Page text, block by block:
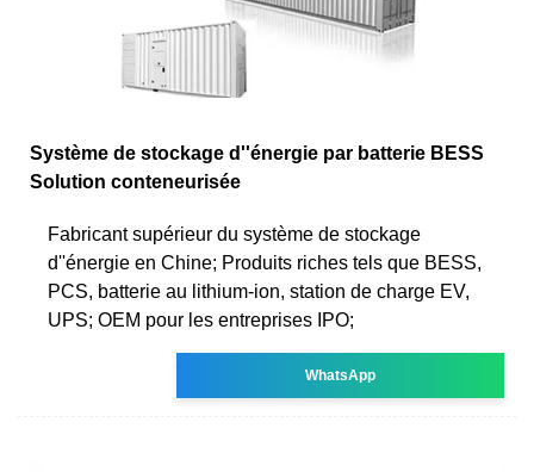
Système de stockage d''énergie par batterie BESS
Solution conteneurisée
Fabricant supérieur du système de stockage
d''énergie en Chine; Produits riches tels que BESS,
PCS, batterie au lithium-ion, station de charge EV,
UPS; OEM pour les entreprises IPO;
WhatsApp